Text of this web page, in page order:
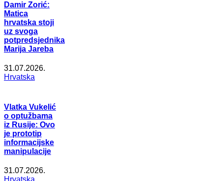
Damir Zorić:
Matica
hrvatska stoji
uz svoga
potpredsjednika
Marija Jareba
31.07.2026.
Hrvatska
Vlatka Vukelić
o optužbama
iz Rusije: Ovo
je prototip
informacijske
manipulacije
31.07.2026.
Hrvatska